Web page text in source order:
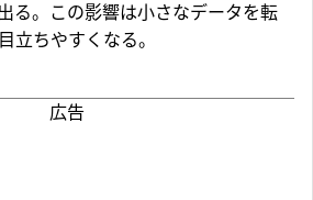
る。この影響は小さなデータを転
立ちやすくなる。
広告